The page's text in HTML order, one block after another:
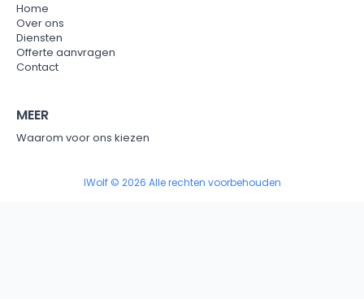
Home
Over ons
Diensten
Offerte aanvragen
Contact
MEER
Waarom voor ons kiezen
IWolf © 2026 Alle rechten voorbehouden